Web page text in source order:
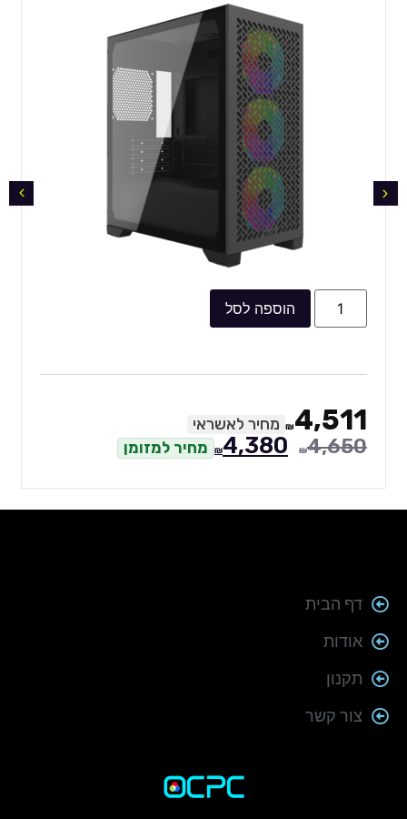
הוספה לסל
₪4,511 מחיר לאשראי
₪4,650
₪4,380 מחיר למזומן
דף הבית
אודות
תקנון
צור קשר